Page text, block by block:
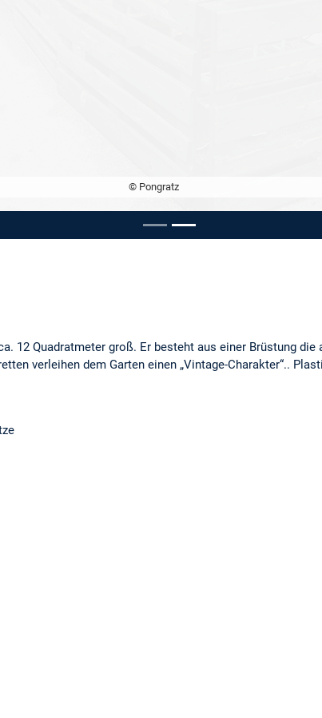
© Pongratz
12 Quadratmeter groß. Er besteht aus einer Brüstung
verleihen dem Garten einen „Vintage-Charakter“..